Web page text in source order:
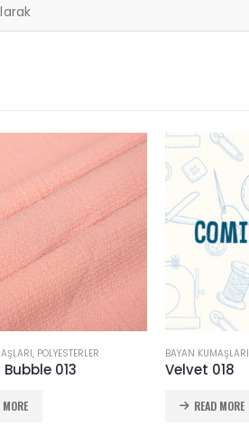
, POLYESTERLER
013
MORE
BAYAN KUMAŞLARI
Velvet 018
READ MORE